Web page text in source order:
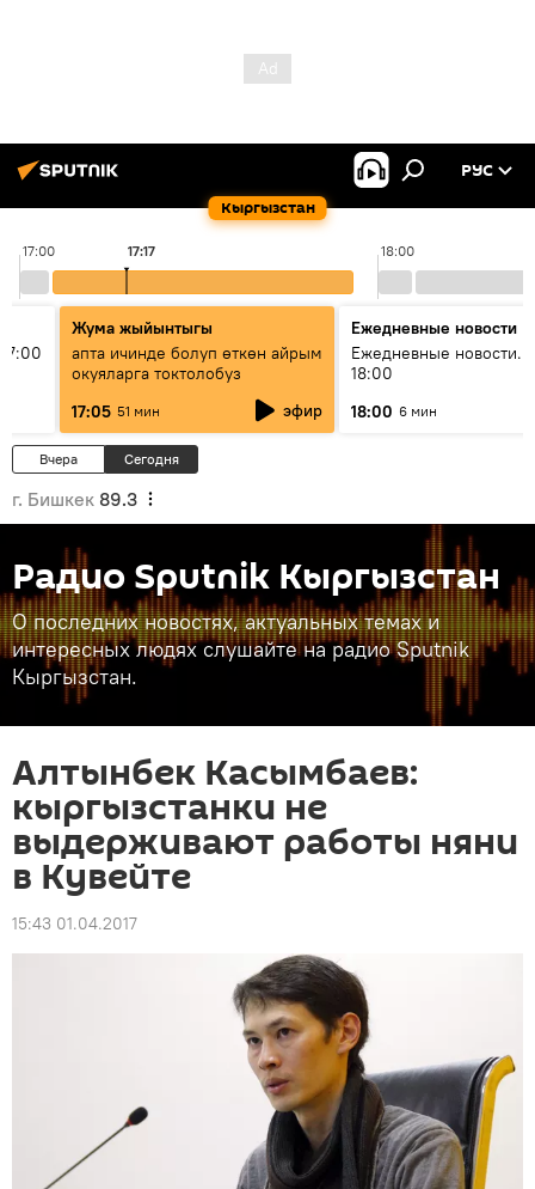
Кыргызстан
РУС
17:00 18:00
17:17
Жума жыйынтыгы
апта ичинде болуп өткөн айрым
окуяларга токтолобуз
17:05 51 мин эфир
Ежедневные новости
Ежедневные новости.
18:00
18:00 6 мин
Вчера Сегодня
г. Бишкек 89.3
Радио Sputnik Кыргызстан
О последних новостях, актуальных темах и
интересных людях слушайте на радио Sputnik
Кыргызстан.
Алтынбек Касымбаев:
кыргызстанки не
выдерживают работы няни
в Кувейте
15:43 01.04.2017